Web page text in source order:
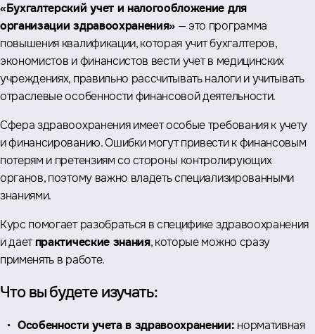
«Бухгалтерский учет и налогообложение для
организации здравоохранения» — это программа
повышения квалификации, которая учит бухгалтеров,
экономистов и финансистов вести учет в медицинских
учреждениях, правильно рассчитывать налоги и учитывать
отраслевые особенности финансовой деятельности.
Сфера здравоохранения имеет особые требования к учету
и финансированию. Ошибки могут привести к финансовым
потерям и претензиям со стороны контролирующих
органов, поэтому важно владеть специализированными
знаниями.
Курс помогает разобраться в специфике здравоохранения
и даетпрактические знания, которые можно сразу
применять в работе.
Что вы будете изучать:
Особенности учета в здравоохранении: нормативная